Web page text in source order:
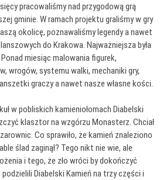
pracowaliśmy nad przygodową grą
gminie. W ramach projektu graliśmy w gry
okolicę, poznawaliśmy legendy a nawet
do Krakowa. Najważniejsza była
miesiąc malowania figurek,
wrogów, systemu walki, mechaniki gry,
graczy a nawet nasze własne kości.
w pobliskich kamieniołomach Diabelski
klasztor na wzgórzu Monasterz. Chciał
Co sprawiło, że kamień znaleziono
ślad zaginął? Tego nikt nie wie, ale
i tego, że zło wróci by dokończyć
Diabelski Kamień na trzy części i